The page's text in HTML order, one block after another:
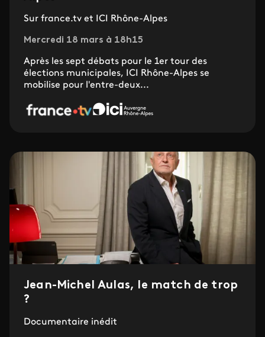
Sur france.tv et ICI Rhône-Alpes
Mercredi 18 mars à 18h15
Après les sept débats pour le 1er tour des
élections municipales, ICI Rhône-Alpes se
mobilise pour l'entre-deux...
Jean-Michel Aulas, le match de trop
?
Documentaire inédit